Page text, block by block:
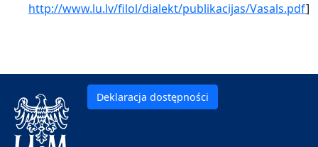
http://www.lu.lv/filol/dialekt/publikacijas/Vasals.pdf]
Deklaracja dostępności